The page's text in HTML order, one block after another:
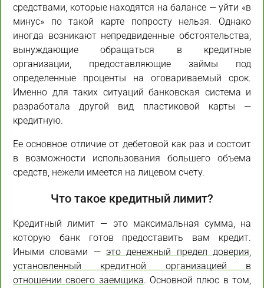
средствами, которые находятся на балансе — уйти «в
минус» по такой карте попросту нельзя. Однако
иногда возникают непредвиденные обстоятельства,
вынуждающие обращаться в кредитные
организации, предоставляющие займы под
определенные проценты на оговариваемый срок.
Именно для таких ситуаций банковская система и
разработала другой вид пластиковой карты —
кредитную.
Ее основное отличие от дебетовой как раз и состоит
в возможности использования большего объема
средств, нежели имеется на лицевом счету.
Что такое кредитный лимит?
Кредитный лимит — это максимальная сумма, на
которую банк готов предоставить вам кредит.
Иными словами — это денежный предел доверия,
установленный кредитной организацией в
отношении своего заемщика. Основной плюс в том,